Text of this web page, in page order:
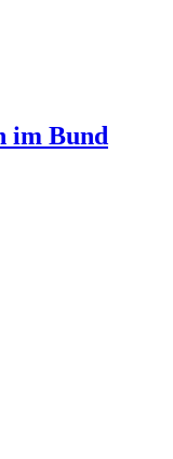
im Bund